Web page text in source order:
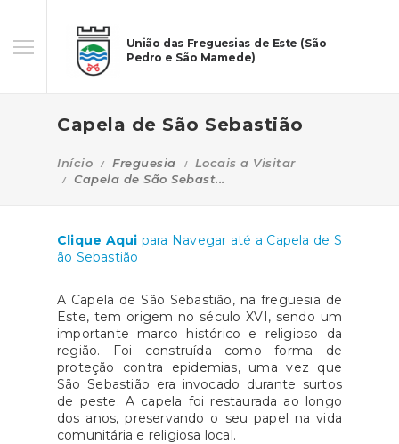
União das Freguesias de Este (São
Pedro e São Mamede)
Capela de São Sebastião
Início Freguesia
Locais a Visitar
Capela de São Sebast...
Clique Aqui para Navegar até a Capela de S
ão Sebastião
A Capela de São Sebastião, na freguesia de
Este, tem origem no século XVI, sendo um
importante marco histórico e religioso da
região. Foi construída como forma de
proteção contra epidemias, uma vez que
São Sebastião era invocado durante surtos
de peste. A capela foi restaurada ao longo
dos anos, preservando o seu papel na vida
comunitária e religiosa local.